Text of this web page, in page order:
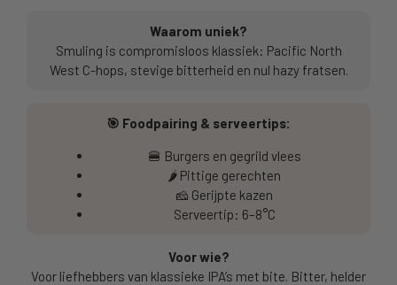
Waarom uniek?
Smuling is compromisloos klassiek: Pacific North
West C-hops, stevige bitterheid en nul hazy fratsen.
🎯 Foodpairing & serveertips:
🍔 Burgers en gegrild vlees
🌶️ Pittige gerechten
🧀 Gerijpte kazen
Serveertip: 6–8°C
Voor wie?
Voor liefhebbers van klassieke IPA’s met bite. Bitter, helder